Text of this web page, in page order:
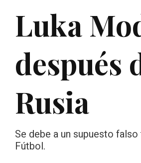
Luka
después
Rusia
Se debe a un supuesto
Fútbol.